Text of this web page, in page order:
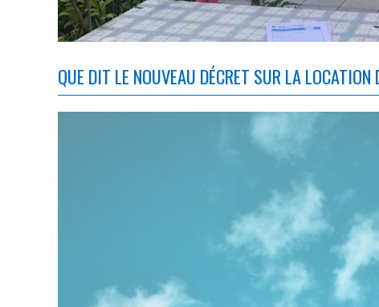
QUE DIT LE NOUVEAU DÉCRET SUR LA LOCATION